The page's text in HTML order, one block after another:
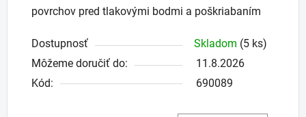
povrchov pred tlakovými bodmi a poškriabaním
Dostupnosť Skladom (5 ks)
Môžeme doručiť do:
11.8.2026
Kód:
690089